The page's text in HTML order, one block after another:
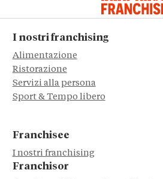
I nostri franchising
Alimentazione
Ristorazione
Servizi alla persona
Sport & Tempo libero
Franchisee
I nostri franchising
Franchisor